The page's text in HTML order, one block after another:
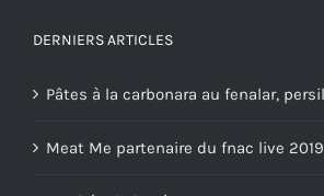
DERNIERS ARTICLES
Pâtes à la carbonara au fenalar,
Meat Me partenaire du fnac live 2019